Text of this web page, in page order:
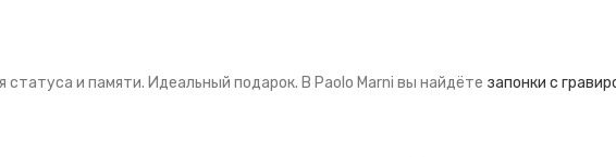
и памяти. Идеальный подарок. В Paolo Marni вы найдёте запонки с